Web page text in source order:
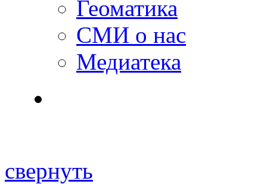
Геоматика
СМИ о нас
Медиатека
свернуть